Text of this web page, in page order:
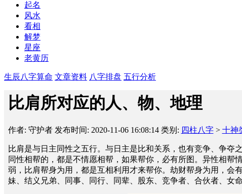
起名
风水
看相
解梦
星座
老黄历
生辰八字算命 文章资料 八字排盘 五行分析
比肩所对应的人、物、地理
作者: 守护者 发布时间: 2020-11-06 16:08:14 类别: 四柱八字> 十神
比肩是与日主同性之五行。与日主是比和关系，也有竞争、争
同性相帮的，都是不情愿相帮，如果帮你，必有所图。异性相
弱，比肩帮身为用，都是互相利用才来帮你。劫财帮身为用，会
妹、结义兄弟、同事、同行、同辈、股东、竞争者、合伙者、女